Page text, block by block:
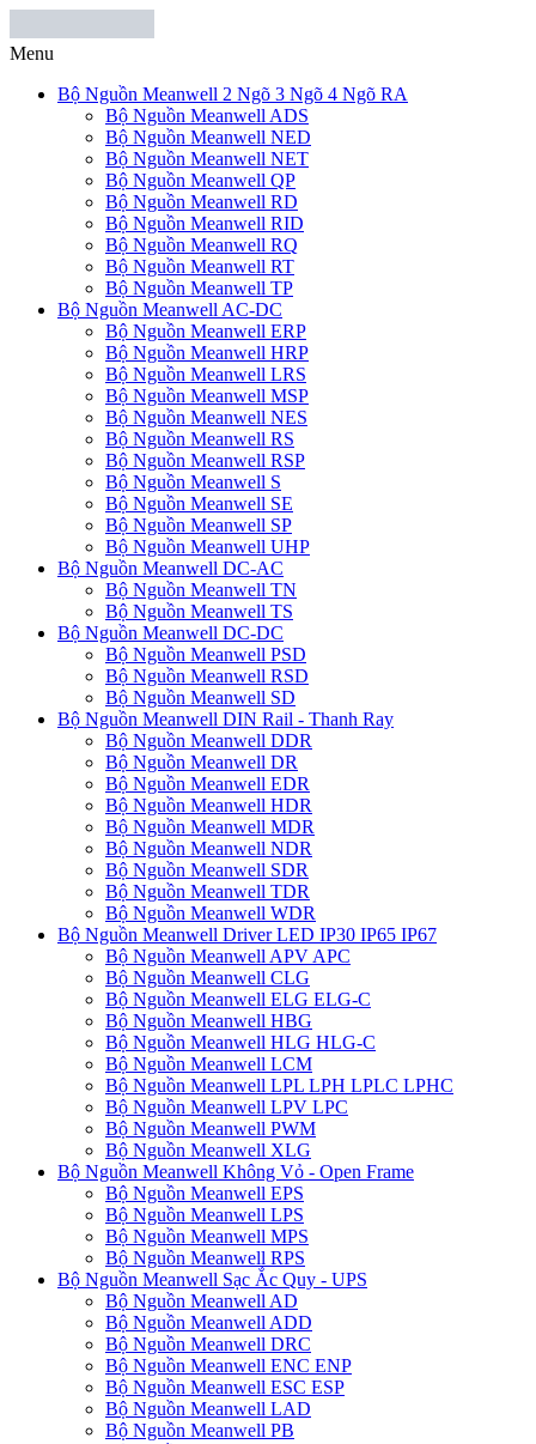
Menu
Bộ Nguồn Meanwell 2 Ngõ 3 Ngõ 4 Ngõ RA
Bộ Nguồn Meanwell ADS
Bộ Nguồn Meanwell NED
Bộ Nguồn Meanwell NET
Bộ Nguồn Meanwell QP
Bộ Nguồn Meanwell RD
Bộ Nguồn Meanwell RID
Bộ Nguồn Meanwell RQ
Bộ Nguồn Meanwell RT
Bộ Nguồn Meanwell TP
Bộ Nguồn Meanwell AC-DC
Bộ Nguồn Meanwell ERP
Bộ Nguồn Meanwell HRP
Bộ Nguồn Meanwell LRS
Bộ Nguồn Meanwell MSP
Bộ Nguồn Meanwell NES
Bộ Nguồn Meanwell RS
Bộ Nguồn Meanwell RSP
Bộ Nguồn Meanwell S
Bộ Nguồn Meanwell SE
Bộ Nguồn Meanwell SP
Bộ Nguồn Meanwell UHP
Bộ Nguồn Meanwell DC-AC
Bộ Nguồn Meanwell TN
Bộ Nguồn Meanwell TS
Bộ Nguồn Meanwell DC-DC
Bộ Nguồn Meanwell PSD
Bộ Nguồn Meanwell RSD
Bộ Nguồn Meanwell SD
Bộ Nguồn Meanwell DIN Rail - Thanh Ray
Bộ Nguồn Meanwell DDR
Bộ Nguồn Meanwell DR
Bộ Nguồn Meanwell EDR
Bộ Nguồn Meanwell HDR
Bộ Nguồn Meanwell MDR
Bộ Nguồn Meanwell NDR
Bộ Nguồn Meanwell SDR
Bộ Nguồn Meanwell TDR
Bộ Nguồn Meanwell WDR
Bộ Nguồn Meanwell Driver LED IP30 IP65 IP67
Bộ Nguồn Meanwell APV APC
Bộ Nguồn Meanwell CLG
Bộ Nguồn Meanwell ELG ELG-C
Bộ Nguồn Meanwell HBG
Bộ Nguồn Meanwell HLG HLG-C
Bộ Nguồn Meanwell LCM
Bộ Nguồn Meanwell LPL LPH LPLC LPHC
Bộ Nguồn Meanwell LPV LPC
Bộ Nguồn Meanwell PWM
Bộ Nguồn Meanwell XLG
Bộ Nguồn Meanwell Không Vỏ - Open Frame
Bộ Nguồn Meanwell EPS
Bộ Nguồn Meanwell LPS
Bộ Nguồn Meanwell MPS
Bộ Nguồn Meanwell RPS
Bộ Nguồn Meanwell Sạc Ắc Quy - UPS
Bộ Nguồn Meanwell AD
Bộ Nguồn Meanwell ADD
Bộ Nguồn Meanwell DRC
Bộ Nguồn Meanwell ENC ENP
Bộ Nguồn Meanwell ESC ESP
Bộ Nguồn Meanwell LAD
Bộ Nguồn Meanwell PB